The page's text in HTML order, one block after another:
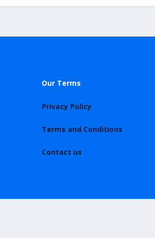
Our Terms
Privacy Policy
Terms and Conditions
Contact us